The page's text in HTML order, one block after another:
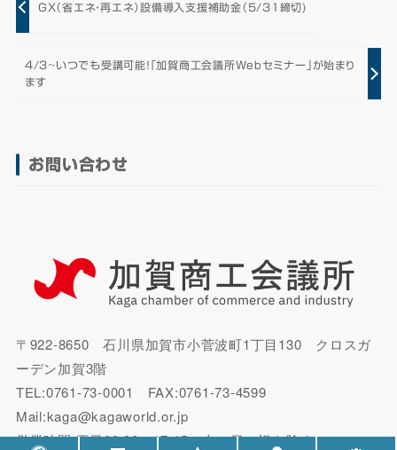
GX（省エネ・再エネ）設備導入支援補助金（5/31締切)
4/3~いつでも受講可能！「加賀商工会議所Webセミナー」が始まり
ます
お問い合わせ
〒922-8650 石川県加賀市小菅波町1丁目130 クロスガ
ーデン加賀3階
TEL:0761-73-0001 FAX:0761-73-4599
Mail:kaga@kagaworld.or.jp
営業時間:平日08:30～17:15（土・日・祝を除く）